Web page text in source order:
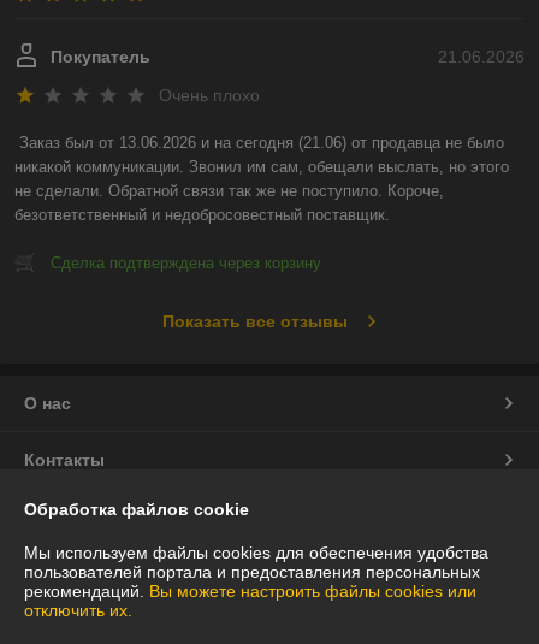
21.06.2026
Покупатель
Очень плохо
Заказ был от 13.06.2026 и на сегодня (21.06) от продавца не было
никакой коммуникации. Звонил им сам, обещали выслать, но этого
не сделали. Обратной связи так же не поступило. Короче,
безответственный и недобросовестный поставщик.
Сделка подтверждена через корзину
Показать все отзывы
О нас
Контакты
Доставка и оплата
График работы
Обработка файлов cookie
Мы используем файлы cookies для обеспечения удобства
пользователей портала и предоставления персональных
рекомендаций. Вы можете настроить файлы cookies или
отключить их.